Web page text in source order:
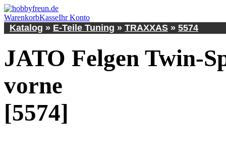
WarenkorbKasseIhr Konto
Katalog » E-Teile Tuning » TRAXXAS » 5574
JATO Felgen Twin-
vorne
[5574]